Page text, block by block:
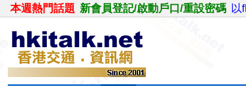
本週熱門話題 新會員登記/啟動戶口/重設密碼 以